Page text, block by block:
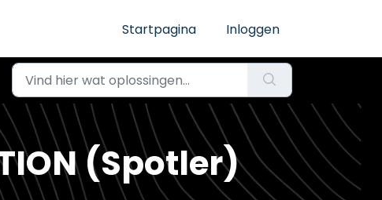
Startpagina Inloggen
(Spotler)